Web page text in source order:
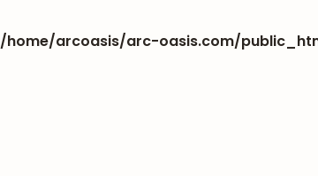
/home/arcoasis/arc-oasis.com/